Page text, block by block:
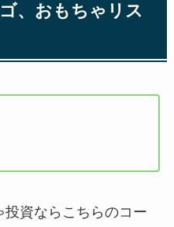
、おもちゃリス
資ならこちらのコー